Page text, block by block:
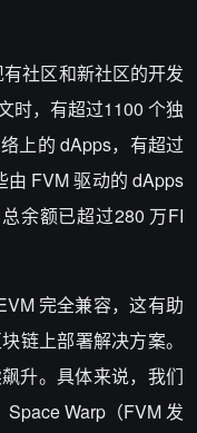
社区和新社区的开发
时，有超过1100 个独
上的 dApps，有超过
由 FVM 驱动的 dApps
余额已超过280 万FI
完全兼容，这有助
链上部署解决方案。
升。具体来说，我们
Warp（FVM 发